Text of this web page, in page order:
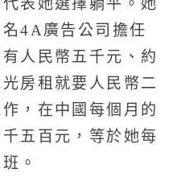
表她選擇躺平。她
4A廣告公司擔任
人民幣五千元、約
房租就要人民幣二
，在中國每個月的
五百元，等於她每
。